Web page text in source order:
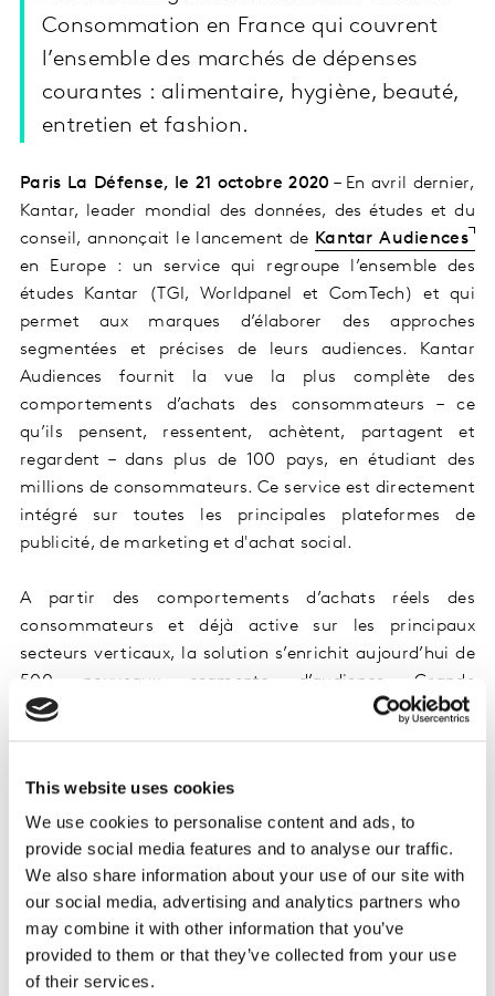
This website uses cookies
We use cookies to personalise content and ads, to
provide social media features and to analyse our traffic.
We also share information about your use of our site with
our social media, advertising and analytics partners who
may combine it with other information that you’ve
provided to them or that they’ve collected from your use
of their services.
Consommation en France qui couvrent
l’ensemble des marchés de dépenses
courantes : alimentaire, hygiène, beauté,
entretien et fashion.
Paris La Défense, le 21 octobre 2020 – En avril dernier,
Kantar, leader mondial des données, des études et du
conseil, annonçait le lancement de Kantar Audiences
en Europe : un service qui regroupe l’ensemble des
études Kantar (TGI, Worldpanel et ComTech) et qui
permet aux marques d’élaborer des approches
segmentées et précises de leurs audiences. Kantar
Audiences fournit la vue la plus complète des
comportements d’achats des consommateurs – ce
qu’ils pensent, ressentent, achètent, partagent et
regardent – dans plus de 100 pays, en étudiant des
millions de consommateurs. Ce service est directement
intégré sur toutes les principales plateformes de
publicité, de marketing et d'achat social.
A partir des comportements d’achats réels des
consommateurs et déjà active sur les principaux
secteurs verticaux, la solution s’enrichit aujourd’hui de
500 nouveaux segments d’audience Grande
Consommation en France qui couvrent l’ensemble des
marchés de dépenses courantes : alimentaire, hygiène,
présent sur le data store Liveramp et sur les principales
DSP, ces segments permettent d’optimiser le ciblage
digital et ainsi le ROI des campagnes des annonceurs.
En effet, ils boostent la performance des campagnes
digitales en ciblant les Moyens et Gros acheteurs de
chaque catégorie et permettent de toucher
directement les consommateurs qui comptent, dans un
contexte où le ROI des campagnes digitales est devenu